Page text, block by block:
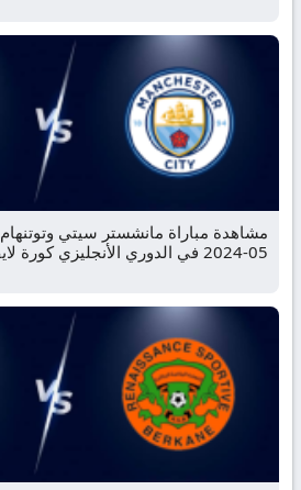
05-2024 في الدوري الأنجليزي كورة لايف | Kora Live